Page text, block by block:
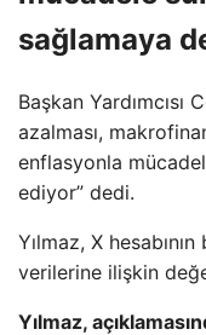
sağlamaya
Başkan Yardımcısı
azalması,
enflasyonla
ediyor” dedi.
Yılmaz, X
verilerine ilişkin
Yılmaz,